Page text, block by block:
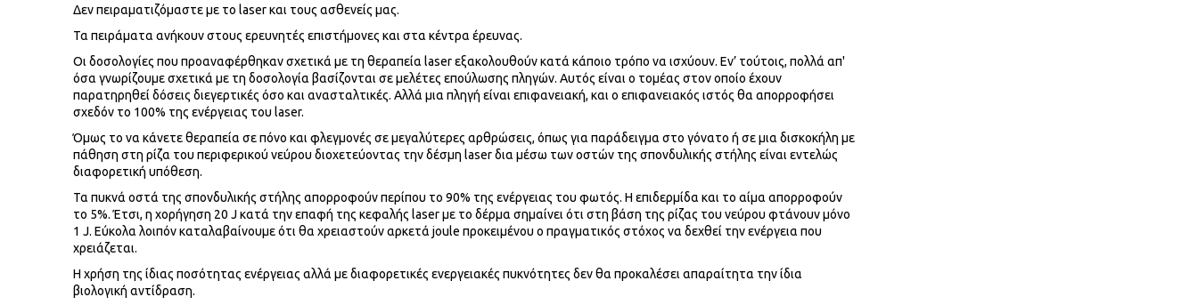
Δεν πειραματιζόμαστε με το laser και τους ασθενείς μας.
Τα πειράματα ανήκουν στους ερευνητές επιστήμονες και στα κέντρα έρευνας.
Οι δοσολογίες που προαναφέρθηκαν σχετικά με τη θεραπεία laser εξακολουθούν κατά κάποιο τρόπο να ισχύουν. Εν’ τούτοις, πολλά απ'
όσα γνωρίζουμε σχετικά με τη δοσολογία βασίζονται σε μελέτες επούλωσης πληγών. Αυτός είναι ο τομέας στον οποίο έχουν
παρατηρηθεί δόσεις διεγερτικές όσο και ανασταλτικές. Αλλά μια πληγή είναι επιφανειακή, και ο επιφανειακός ιστός θα απορροφήσει
σχεδόν το 100% της ενέργειας του laser.
Όμως το να κάνετε θεραπεία σε πόνο και φλεγμονές σε μεγαλύτερες αρθρώσεις, όπως για παράδειγμα στο γόνατο ή σε μια δισκοκήλη με
πάθηση στη ρίζα του περιφερικού νεύρου διοχετεύοντας την δέσμη laser δια μέσω των οστών της σπονδυλικής στήλης είναι εντελώς
διαφορετική υπόθεση.
Τα πυκνά οστά της σπονδυλικής στήλης απορροφούν περίπου το 90% της ενέργειας του φωτός. Η επιδερμίδα και το αίμα απορροφούν
το 5%. Έτσι, η χορήγηση 20 J κατά την επαφή της κεφαλής laser με το δέρμα σημαίνει ότι στη βάση της ρίζας του νεύρου φτάνουν μόνο
1 J. Εύκολα λοιπόν καταλαβαίνουμε ότι θα χρειαστούν αρκετά joule προκειμένου ο πραγματικός στόχος να δεχθεί την ενέργεια που
χρειάζεται.
Η χρήση της ίδιας ποσότητας ενέργειας αλλά με διαφορετικές ενεργειακές πυκνότητες δεν θα προκαλέσει απαραίτητα την ίδια
βιολογική αντίδραση.